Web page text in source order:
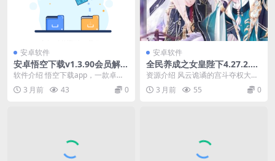
安卓软件
安卓悟空下载v1.3.90会员解锁
版磁力下载
软件介绍 悟空下载app，一款卓越
的下载工具，极速高效，无限制使
用，免费且无广告...
3 月前 43 0
安卓软件
全民养成之女皇陛下4.27.2.2
绿色版 ★女性向古风恋爱养成
游戏
资源介绍 风云诡谲的宫斗夺权大
戏、*在咫尺的美男三千、养育皇储
的天伦之乐、琳琅满...
3 月前 55 0